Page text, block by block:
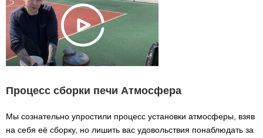
Процесс сборки печи Атмосфера
Мы сознательно упростили процесс установки атмосферы, взяв
на себя её сборку, но лишить вас удовольствия понаблюдать за